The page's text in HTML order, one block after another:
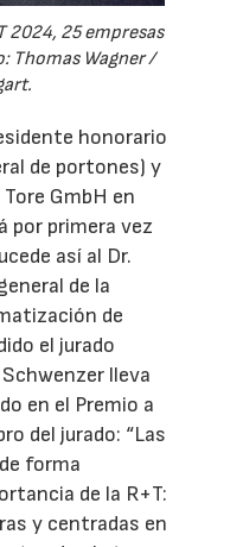
2024, 25 empresas
Thomas Wagner /
honorario
de portones) y
GmbH en
por primera vez
así al Dr.
de la
de
el jurado
lleva
en el Premio a
del jurado: “Las
forma
de la R+T:
y centradas en